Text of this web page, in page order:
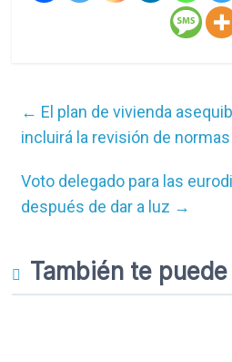
← El plan de vivienda
incluirá la revisión de
Voto delegado para las
después de dar a luz →
También te